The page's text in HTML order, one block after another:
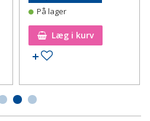
På lager
Læg i kurv
Tilføj til ønskeseddel